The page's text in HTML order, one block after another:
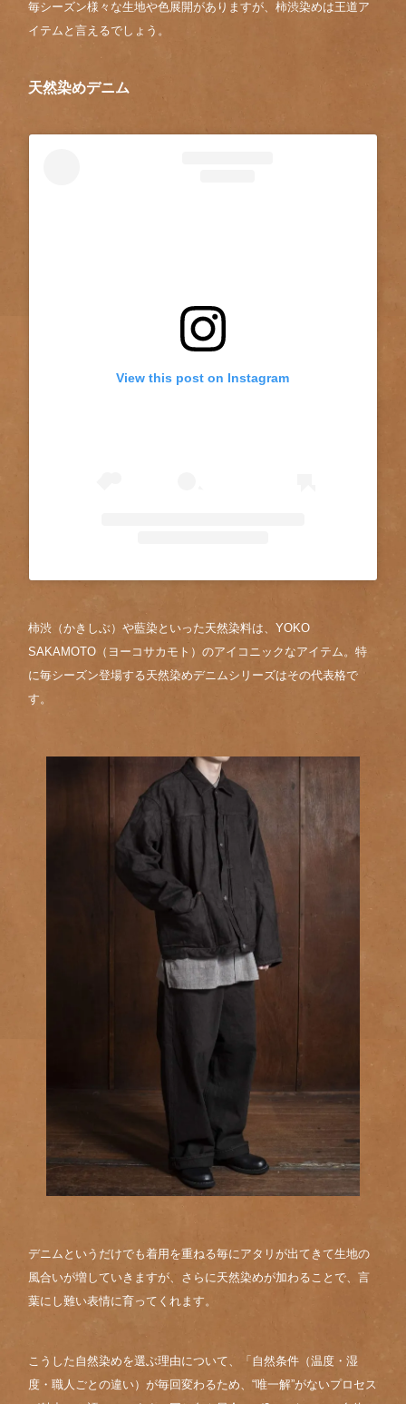
毎シーズン様々な生地や色展開がありますが、柿渋染めは王道ア
イテムと言えるでしょう。
天然染めデニム
View this post on Instagram
柿渋（かきしぶ）や藍染といった天然染料は、YOKO
SAKAMOTO（ヨーコサカモト）のアイコニックなアイテム。特
に毎シーズン登場する天然染めデニムシリーズはその代表格で
す。
デニムというだけでも着用を重ねる毎にアタリが出てきて生地の
風合いが増していきますが、さらに天然染めが加わることで、言
葉にし難い表情に育ってくれます。
こうした自然染めを選ぶ理由について、「自然条件（温度・湿
度・職人ごとの違い）が毎回変わるため、“唯一解”がないプロセス